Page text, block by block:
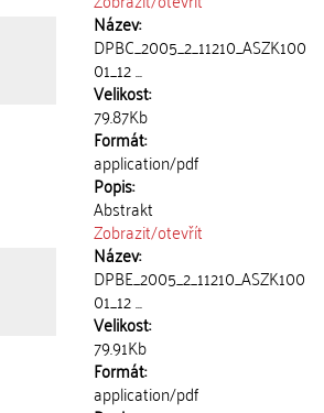
Název:
DPBC_2005_2_11210_ASZK100
01_12 ...
Velikost:
79.87Kb
Formát:
application/pdf
Popis:
Abstrakt
Zobrazit/otevřít
Název:
DPBE_2005_2_11210_ASZK100
01_12 ...
Velikost:
79.91Kb
Formát:
application/pdf